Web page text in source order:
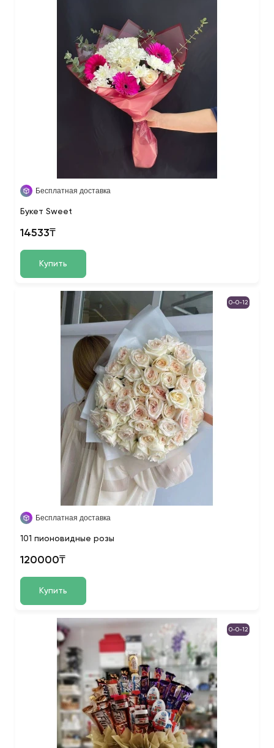
Бесплатная доставка
Букет Sweet
14533₸
Купить
0-0-12
Бесплатная доставка
101 пионовидные розы
120000₸
Купить
0-0-12